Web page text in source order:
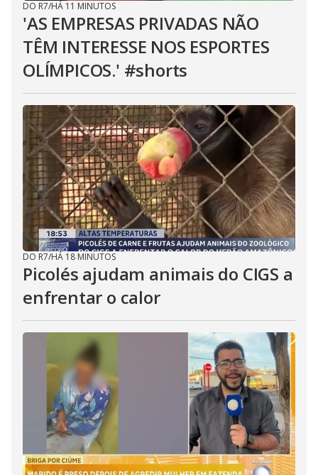
DO R7/HÁ 11 MINUTOS
'AS EMPRESAS PRIVADAS NÃO
TÊM INTERESSE NOS ESPORTES
OLÍMPICOS.' #shorts
DO R7/HÁ 18 MINUTOS
Picolés ajudam animais do CIGS a
enfrentar o calor